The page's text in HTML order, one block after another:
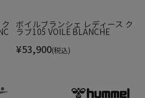
ボイルブランシェ レディース ク
ラブ105 VOILE BLANCHE
¥53,900(税込)